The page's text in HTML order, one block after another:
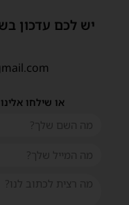
יש לכם עדכון
או שילחו